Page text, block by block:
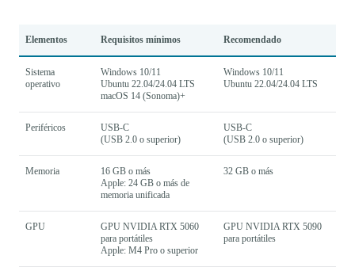
Elementos Requisitos mínimos Recomendado
Sistema
operativo
Windows 10/11
Ubuntu 22.04/24.04 LTS
macOS 14 (Sonoma)+
Windows 10/11
Ubuntu 22.04/24.04 LTS
Periféricos
USB-C
(USB 2.0 o superior)
USB-C
(USB 2.0 o superior)
Memoria
16 GB o más
Apple: 24 GB o más de
memoria unificada
32 GB o más
GPU
GPU NVIDIA RTX 5060
para portátiles
Apple: M4 Pro o superior
GPU NVIDIA RTX 5090
para portátiles